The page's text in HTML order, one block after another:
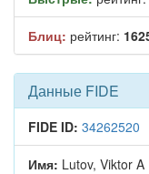
Блиц: рейтинг:
Данные FIDE
FIDE ID: 34262520
Имя: Lutov, Viktor A